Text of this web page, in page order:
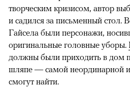
творческим кризисом, автор
и садился за письменный стол.
Гайсела были персонажи,
оригинальные головные уборы.
должны были приходить в дом
шляпе — самой неординарной
смогут найти.